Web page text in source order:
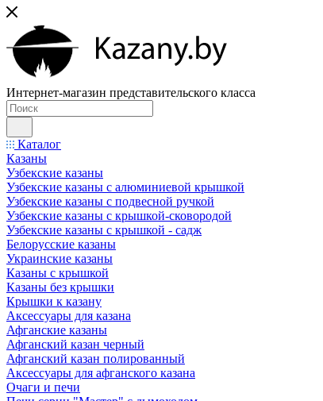
Интернет-магазин представительского класса
Каталог
Казаны
Узбекские казаны
Узбекские казаны с алюминиевой крышкой
Узбекские казаны с подвесной ручкой
Узбекские казаны с крышкой-сковородой
Узбекские казаны с крышкой - садж
Белорусские казаны
Украинские казаны
Казаны с крышкой
Казаны без крышки
Крышки к казану
Аксессуары для казана
Афганские казаны
Афганский казан черный
Афганский казан полированный
Аксессуары для афганского казана
Очаги и печи